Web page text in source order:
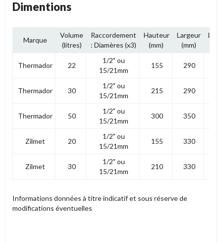
Dimentions
Marque
Volume
(litres)
Raccordement
: Diamères (x3)
Hauteur
(mm)
Largeur
(mm)
Thermador 22
1/2" ou
15/21mm
155 290
Thermador 30
1/2" ou
15/21mm
215 290
Thermador 50
1/2" ou
15/21mm
300 350
Zilmet 20
1/2" ou
15/21mm
155 330
Zilmet 30
1/2" ou
15/21mm
210 330
Informations données à titre indicatif et sous réserve de
modifications éventuelles